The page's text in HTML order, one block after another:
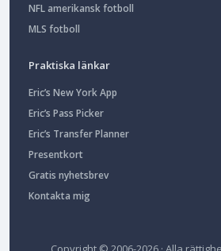
NFL amerikansk fotboll
MLS fotboll
Praktiska länkar
Eric’s New York App
Eric’s Pass Picker
Eric’s Transfer Planner
Presentkort
Gratis nyhetsbrev
Kontakta mig